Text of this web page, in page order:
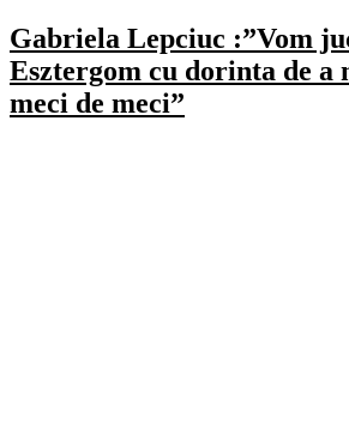
Gabriela Lepciuc :”Vom
Esztergom cu dorinta de a
meci de meci”